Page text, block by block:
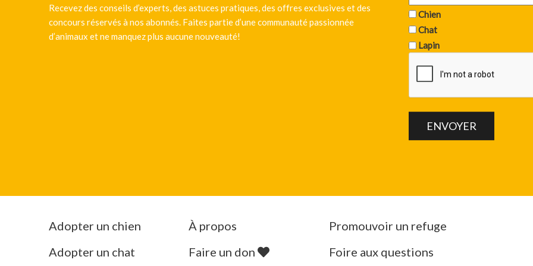
Recevez des conseils d’experts, des astuces pratiques, des offres exclusives et des
concours réservés à nos abonnés. Faites partie d’une communauté passionnée
d’animaux et ne manquez plus aucune nouveauté!
Chien
Chat
Lapin
Adopter un chien
Adopter un chat
À propos
Faire un don
Promouvoir un refuge
Foire aux questions